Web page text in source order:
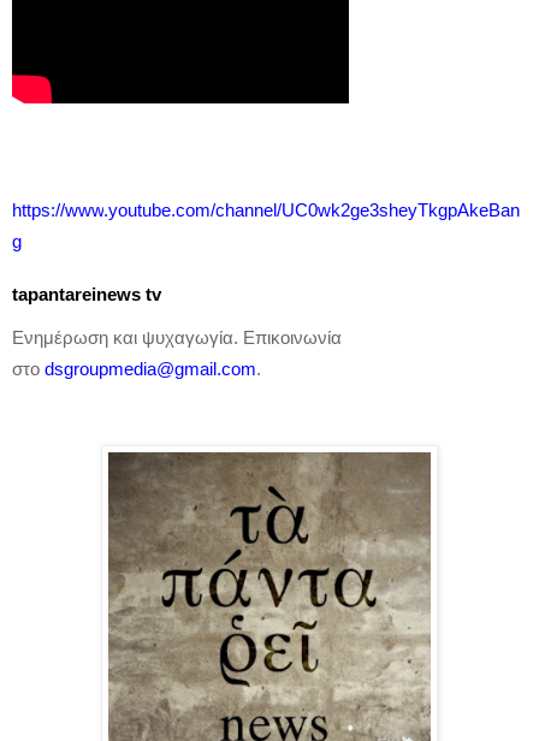
https://www.youtube.com/channel/UC0wk2ge3sheyTkgpAkeBan
g
tapantareinews tv
Ενημέρωση και ψυχαγωγία. Επικοινωνία
στο dsgroupmedia@gmail.com.